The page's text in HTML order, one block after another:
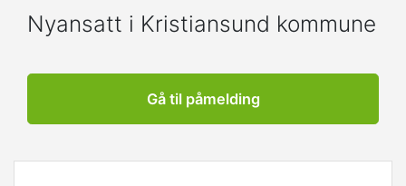
Nyansatt i Kristiansund kommune
Gå til påmelding